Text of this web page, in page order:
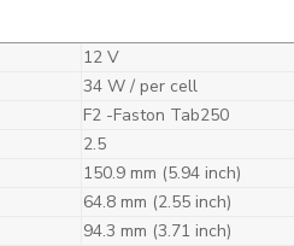
12 V
34 W / per cell
F2 -Faston Tab250
2.5
150.9 mm (5.94 inch)
64.8 mm (2.55 inch)
94.3 mm (3.71 inch)